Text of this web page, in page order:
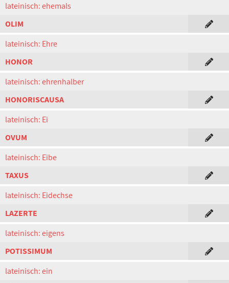
lateinisch: ehemals
OLIM
lateinisch: Ehre
HONOR
lateinisch: ehrenhalber
HONORISCAUSA
lateinisch: Ei
OVUM
lateinisch: Eibe
TAXUS
lateinisch: Eidechse
LAZERTE
lateinisch: eigens
POTISSIMUM
lateinisch: ein